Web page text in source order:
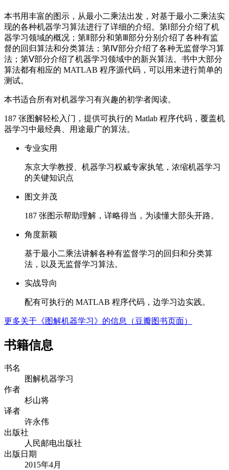
本书用丰富的图示，从最小二乘法出发，对基于最小二乘法实
现的各种机器学习算法进行了详细的介绍。第Ⅰ部分介绍了机
器学习领域的概况；第Ⅱ部分和第Ⅲ部分分别介绍了各种有监
督的回归算法和分类算法；第Ⅳ部分介绍了各种无监督学习算
法；第Ⅴ部分介绍了机器学习领域中的新兴算法。书中大部分
算法都有相应的 MATLAB 程序源代码，可以用来进行简单的
测试。
本书适合所有对机器学习有兴趣的初学者阅读。
187 张图解轻松入门，提供可执行的 Matlab 程序代码，覆盖机
器学习中最经典、用途最广的算法。
专业实用
东京大学教授、机器学习权威专家执笔，浓缩机器学习
的关键知识点
图文并茂
187 张图示帮助理解，详略得当，为读懂大部头开路。
角度新颖
基于最小二乘法讲解各种有监督学习的回归和分类算
法，以及无监督学习算法。
实战导向
配有可执行的 MATLAB 程序代码，边学习边实践。
更多关于《图解机器学习》的信息（豆瓣图书页面）
书籍信息
书名
图解机器学习
作者
杉山将
译者
许永伟
出版社
人民邮电出版社
出版日期
2015年4月